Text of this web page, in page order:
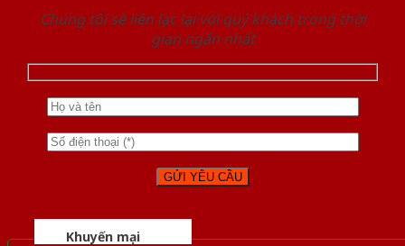
Chúng tôi sẽ liên lạc lại với quý khách trong thời
gian ngắn nhất
Khuyến mại